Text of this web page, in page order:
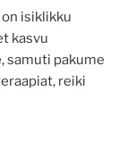
isiklikku
kasvu
samuti pakume
reiki